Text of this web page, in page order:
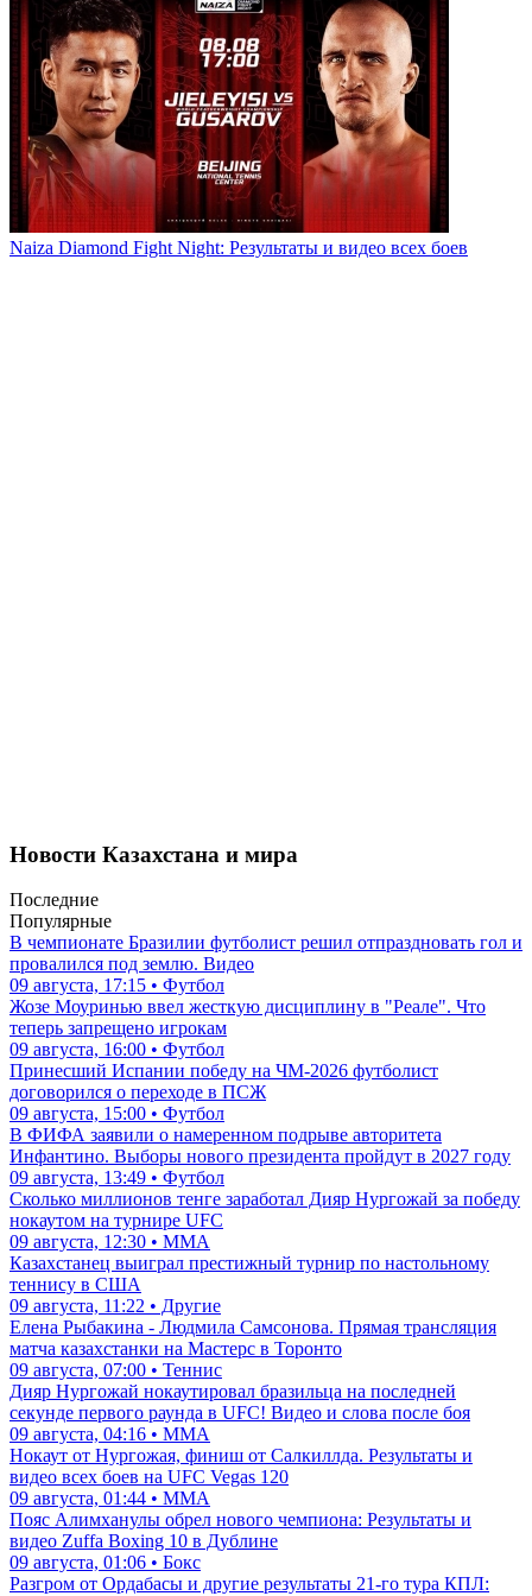
Naiza Diamond Fight Night: Результаты и видео всех боев
Новости Казахстана и мира
Последние
Популярные
В чемпионате Бразилии футболист решил отпраздновать гол и
провалился под землю. Видео
09 августа, 17:15 • Футбол
Жозе Моуринью ввел жесткую дисциплину в "Реале". Что
теперь запрещено игрокам
09 августа, 16:00 • Футбол
Принесший Испании победу на ЧМ-2026 футболист
договорился о переходе в ПСЖ
09 августа, 15:00 • Футбол
В ФИФА заявили о намеренном подрыве авторитета
Инфантино. Выборы нового президента пройдут в 2027 году
09 августа, 13:49 • Футбол
Сколько миллионов тенге заработал Дияр Нургожай за победу
нокаутом на турнире UFC
09 августа, 12:30 • ММА
Казахстанец выиграл престижный турнир по настольному
теннису в США
09 августа, 11:22 • Другие
Елена Рыбакина - Людмила Самсонова. Прямая трансляция
матча казахстанки на Мастерс в Торонто
09 августа, 07:00 • Теннис
Дияр Нургожай нокаутировал бразильца на последней
секунде первого раунда в UFC! Видео и слова после боя
09 августа, 04:16 • ММА
Нокаут от Нургожая, финиш от Салкиллда. Результаты и
видео всех боев на UFC Vegas 120
09 августа, 01:44 • ММА
Пояс Алимханулы обрел нового чемпиона: Результаты и
видео Zuffa Boxing 10 в Дублине
09 августа, 01:06 • Бокс
Разгром от Ордабасы и другие результаты 21-го тура КПЛ: